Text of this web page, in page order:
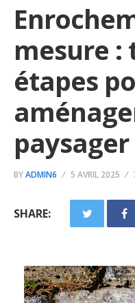
mesure :
étapes
BYADMIN6 5 AVRIL 2025
SHARE: